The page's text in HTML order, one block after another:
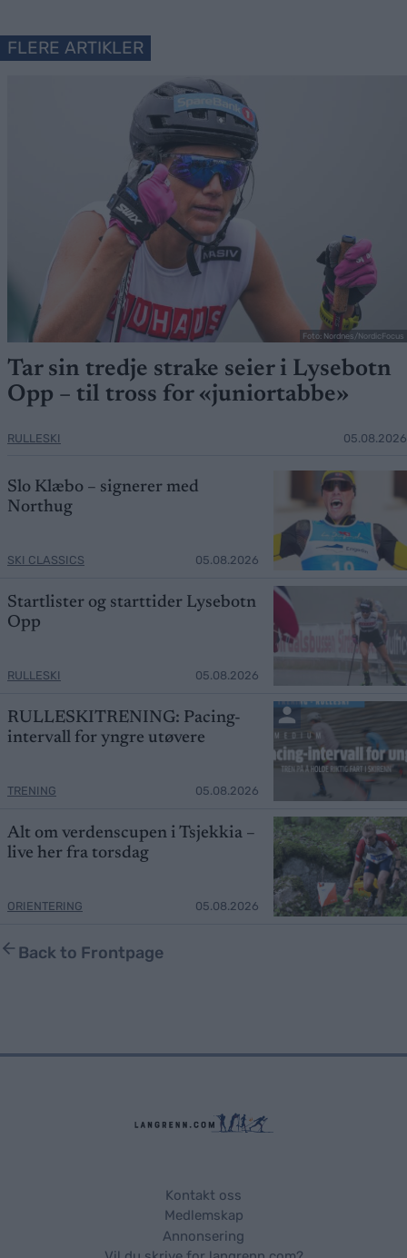
FLERE ARTIKLER
Foto: Nordnes/NordicFocus
Tar sin tredje strake seier i Lysebotn
Opp – til tross for «juniortabbe»
RULLESKI 05.08.2026
Slo Klæbo – signerer med
Northug
SKI CLASSICS 05.08.2026
Startlister og starttider Lysebotn
Opp
RULLESKI 05.08.2026
RULLESKITRENING: Pacing-
intervall for yngre utøvere
TRENING 05.08.2026
Alt om verdenscupen i Tsjekkia –
live her fra torsdag
ORIENTERING 05.08.2026
Back to Frontpage
Kontakt oss
Medlemskap
Annonsering